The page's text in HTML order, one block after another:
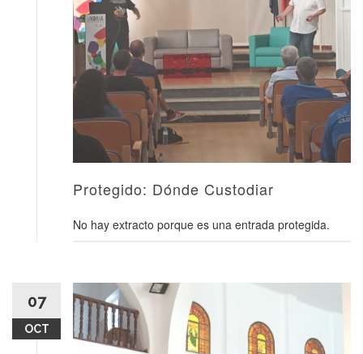
Protegido: Dónde Custodiar
No hay extracto porque es una entrada protegida.
07
OCT